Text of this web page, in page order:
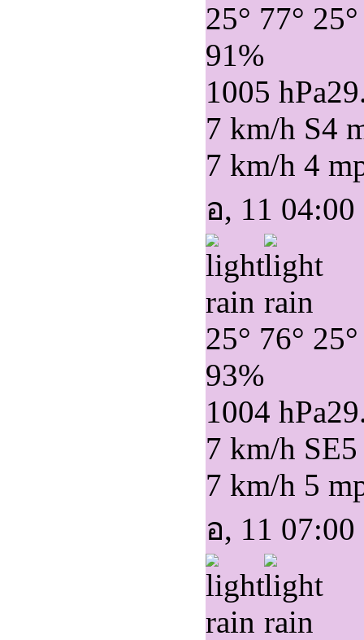
25° 77° 25°
91%
1005 hPa
7 km/h S4
7 km/h 4
อ, 11 04:00
25° 76° 25°
93%
1004 hPa
7 km/h SE
7 km/h 5
อ, 11 07:00